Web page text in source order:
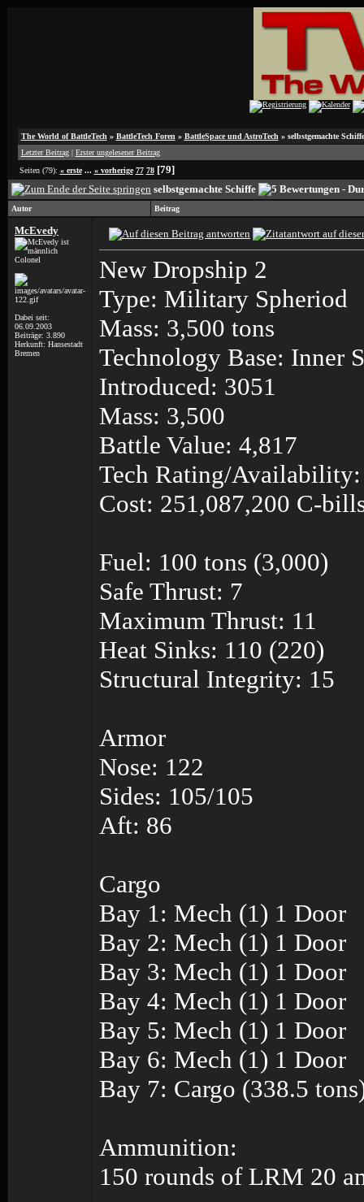
The World of BattleTech » BattleTech Foren » BattleSpace und AstroTech » selbstgemachte Schiffe
Letzter Beitrag| Erster ungelesener Beitrag
Seiten (79): « erste... « vorherige 77 78 [79]
selbstgemachte Schiffe
Autor Beitrag
McEvedy
Colonel
Dabei seit:
06.09.2003
Beiträge: 3.890
Herkunft: Hansestadt
Bremen
New Dropship 2
Type: Military Spheriod
Mass: 3,500 tons
Technology Base: Inner
Introduced: 3051
Mass: 3,500
Battle Value: 4,817
Tech Rating/
Cost: 251,087,200 C-
Fuel: 100 tons (3,000)
Safe Thrust: 7
Maximum Thrust: 11
Heat Sinks: 110 (220)
Structural Integrity: 15
Armor
Nose: 122
Sides: 105/105
Aft: 86
Cargo
Bay 1: Mech (1) 1 Door
Bay 2: Mech (1) 1 Door
Bay 3: Mech (1) 1 Door
Bay 4: Mech (1) 1 Door
Bay 5: Mech (1) 1 Door
Bay 6: Mech (1) 1 Door
Bay 7: Cargo (338.5
Ammunition:
150 rounds of LRM 20